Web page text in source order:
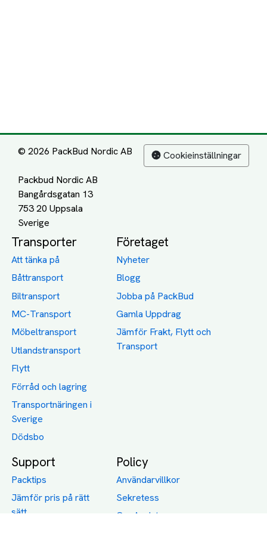
© 2026 PackBud Nordic AB
Packbud Nordic AB
Bangårdsgatan 13
753 20 Uppsala
Cookieinställningar
Transporter
Att tänka på
Båttransport
Biltransport
MC-Transport
Möbeltransport
Utlandstransport
Flytt
Förråd och lagring
Transportnäringen i
Sverige
Dödsbo
Företaget
Nyheter
Blogg
Jobba på PackBud
Gamla Uppdrag
Jämför Frakt, Flytt och
Transport
Support
Packtips
Jämför pris på rätt
sätt
Policy
Användarvillkor
Sekretess
Om Assist